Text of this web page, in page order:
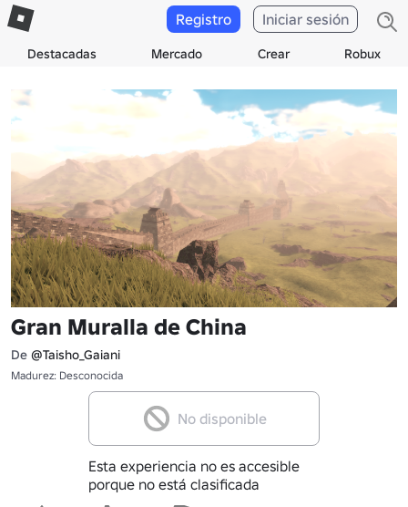
Destacadas Mercado Crear Robux
Registro Iniciar sesión
Gran Muralla de China
De @Taisho_Gaiani
Madurez: Desconocida
No disponible
Esta experiencia no es accesible
porque no está clasificada